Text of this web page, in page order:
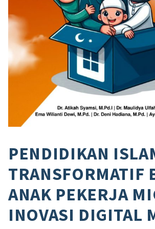
PENDIDIKAN
TRANSFORMATIF
ANAK PEKERJA
INOVASI DIGITAL